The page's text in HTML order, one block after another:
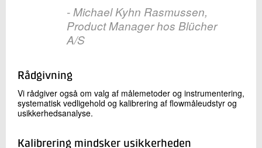
- Michael Kyhn Rasmussen,
Product Manager hos Blücher
A/S
Rådgivning
Vi rådgiver også om valg af målemetoder og instrumentering,
systematisk vedligehold og kalibrering af flowmåleudstyr og
usikkerhedsanalyse.
Kalibrering mindsker usikkerheden